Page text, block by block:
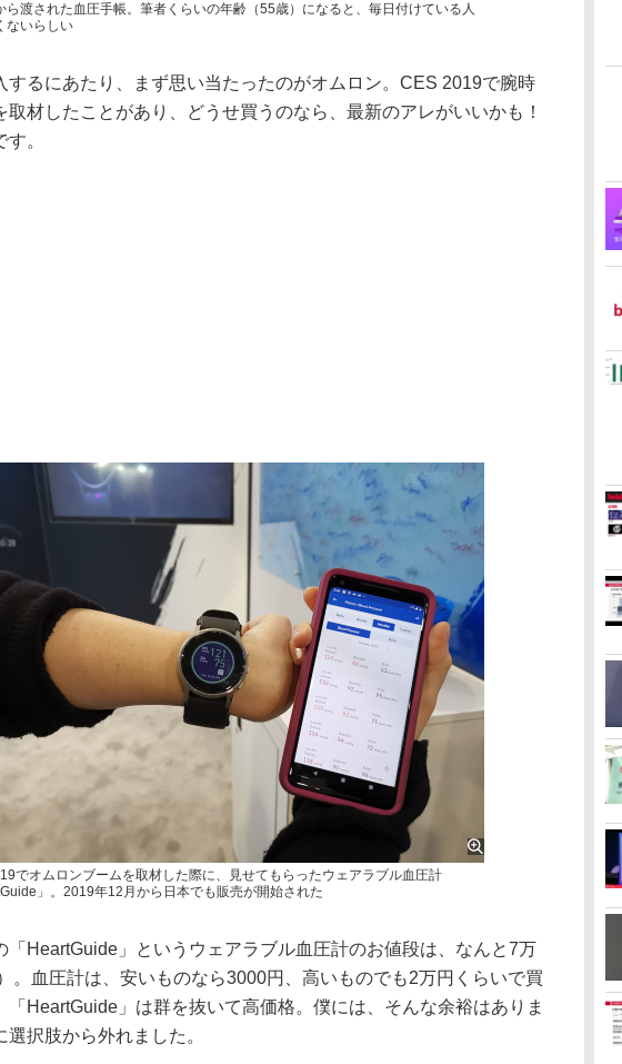
ら渡された血圧手帳。筆者くらいの年齢（55歳）になると、毎日付けている人
ないらしい
るにあたり、まず思い当たったのがオムロン。CES 2019で腕時
取材したことがあり、どうせ買うのなら、最新のアレがいいかも！
。
でオムロンブームを取材した際に、見せてもらったウェアラブル血圧計
」。2019年12月から日本でも販売が開始された
HeartGuide」というウェアラブル血圧計のお値段は、なんと7万
。血圧計は、安いものなら3000円、高いものでも2万円くらいで買
「HeartGuide」は群を抜いて高価格。僕には、そんな余裕はありま
択肢から外れました。